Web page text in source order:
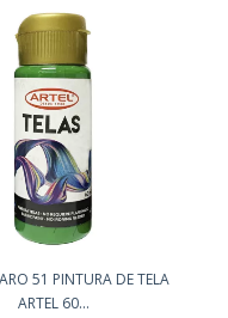
51 PINTURA DE TELA
ARTEL 60...